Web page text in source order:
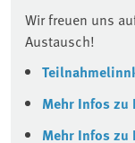
Wir freuen uns
Austausch!
Mehr Infos zu
Mehr Infos zu